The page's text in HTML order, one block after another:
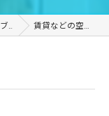
ブログ 賃貸などの空室クリーニングも‼︎